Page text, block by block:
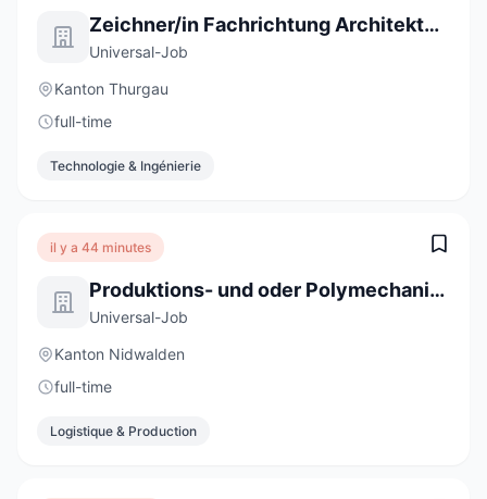
Zeichner/in Fachrichtung Architektur EFZ 100%
Universal-Job
Kanton Thurgau
full-time
Technologie & Ingénierie
il y a 44 minutes
Produktions- und oder Polymechaniker 100% (m/w/d)
Universal-Job
Kanton Nidwalden
full-time
Logistique & Production